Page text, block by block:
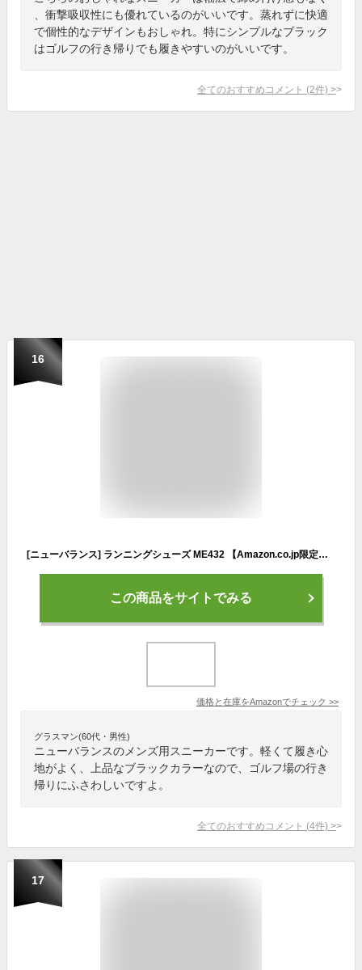
、衝撃吸収性にも優れているのがいいです。蒸れずに快適
で個性的なデザインもおしゃれ。特にシンプルなブラック
はゴルフの行き帰りでも履きやすいのがいいです。
全てのおすすめコメント (2件) >
16
[ニューバランス] ランニングシューズ ME432 【Amazon.co.jp限定】 スニーカー 白 通学 軽量 メンズ BLACK(LK2) 26.5 cm 2E
この商品をサイトでみる
価格と在庫をAmazonでチェック >>
グラスマン(60代・男性)
ニューバランスのメンズ用スニーカーです。軽くて履き心
地がよく、上品なブラックカラーなので、ゴルフ場の行き
帰りにふさわしいですよ。
全てのおすすめコメント (4件) >
17